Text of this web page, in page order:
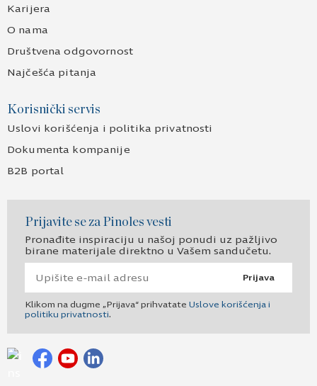
Karijera
O nama
Društvena odgovornost
Najčešća pitanja
Korisnički servis
Uslovi korišćenja i politika privatnosti
Dokumenta kompanije
B2B portal
Prijavite se za Pinoles vesti
Pronađite inspiraciju u našoj ponudi uz pažljivo
birane materijale direktno u Vašem sandučetu.
Prijava
Klikom na dugme „Prijava“ prihvatate Uslove korišćenja i
politiku privatnosti.